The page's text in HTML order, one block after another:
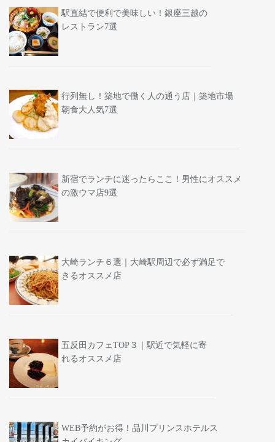
駅直結で便利で美味しい！銀座三越の
レストラン7選
行列無し！築地で働く人の通う店｜築地市場
朝食大人気7選
新宿でランチに迷ったらここ！男性にオススメ
の激ウマ店9選
大崎ランチ６選｜大崎駅周辺で必ず満足で
きるオススメ店
五反田カフェTOP３｜駅近で気軽に寄
れるオススメ店
WEB予約がお得！品川プリンスホテルス